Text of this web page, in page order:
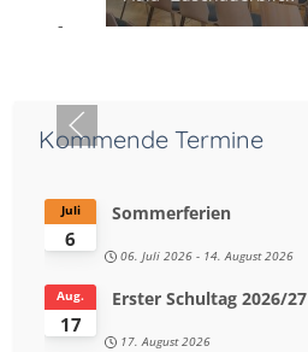
-
Kommende Termine
6
Juli Sommerferien
06. Juli 2026 - 14. August 2026
17
Aug. Erster Schultag 2026/27
17. August 2026